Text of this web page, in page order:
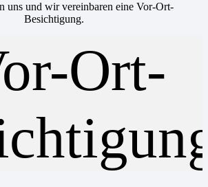
uns und wir vereinbaren eine Vor-Ort-
Besichtigung.